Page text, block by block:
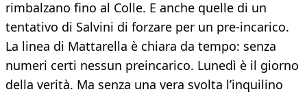
rimbalzano fino al Colle. E anche quelle di un
tentativo di Salvini di forzare per un pre-incarico.
La linea di Mattarella è chiara da tempo: senza
numeri certi nessun preincarico. Lunedì è il giorno
della verità. Ma senza una vera svolta l’inquilino